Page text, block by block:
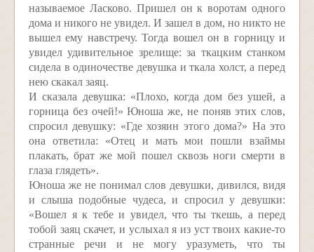
называемое Ласково. Пришел он к воротам одного
дома и никого не увидел. И зашел в дом, но никто не
вышел ему навстречу. Тогда вошел он в горницу и
увидел удивительное зрелище: за ткацким станком
сидела в одиночестве девушка и ткала холст, а перед
нею скакал заяц.
И сказала девушка: «Плохо, когда дом без ушей, а
горница без очей!» Юноша же, не поняв этих слов,
спросил девушку: «Где хозяин этого дома?» На это
она ответила: «Отец и мать мои пошли взаймы
плакать, брат же мой пошел сквозь ноги смерти в
глаза глядеть».
Юноша же не понимал слов девушки, дивился, видя
и слыша подобные чудеса, и спросил у девушки:
«Вошел я к тебе и увидел, что ты ткешь, а перед
тобой заяц скачет, и услыхал я из уст твоих какие-то
странные речи и не могу уразуметь, что ты